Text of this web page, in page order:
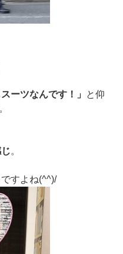
ーツなんです！」
と仰
。
すよね(^^)/